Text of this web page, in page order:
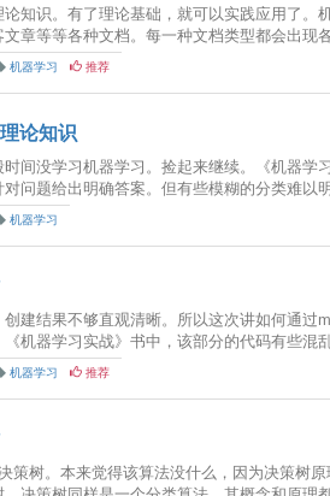
知识。有了理论基础，就可以实践应用了
章等等各种文档。每一种文档类型都会出现
机器学习 推荐
论知识
间没学习机器学习。捡起来继续。《机器
问题给出明确答案。但有些模糊的分类难以
机器学习
建结果不够直观清晰。所以这次讲如何通
机器学习实战》书中，该部分的代码有些混
机器学习 推荐
策树。本来觉得该算法没什么，因为决策树